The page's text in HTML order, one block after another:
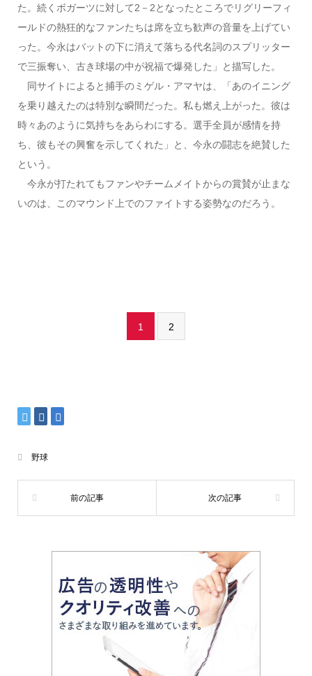
た。続くボガーツに対して2－2となったところでリグリーフィ
ールドの熱狂的なファンたちは席を立ち歓声の音量を上げてい
った。今永はバットの下に消えて落ちる代名詞のスプリッター
で三振奪い、古き球場の中が祝福で爆発した」と描写した。
同サイトによると捕手のミゲル・アマヤは、「あのイニング
を乗り越えたのは特別な瞬間だった。私も燃え上がった。彼は
時々あのように気持ちをあらわにする。選手全員が感情を持
ち、彼もその興奮を示してくれた」と、今永の闘志を絶賛した
という。
今永が打たれてもファンやチームメイトからの賞賛が止まな
いのは、このマウンド上でのファイトする姿勢なのだろう。
1 2
野球